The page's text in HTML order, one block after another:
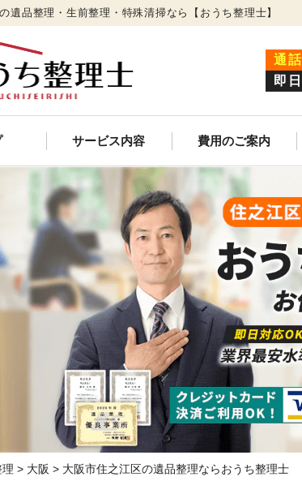
遺品整理・生前整理・特殊清掃なら【おうち整理士】
通
即
サービス内容
特殊清掃 生前整理
費用のご案内
大阪 大阪市住之江区の遺品整理ならおうち整理士